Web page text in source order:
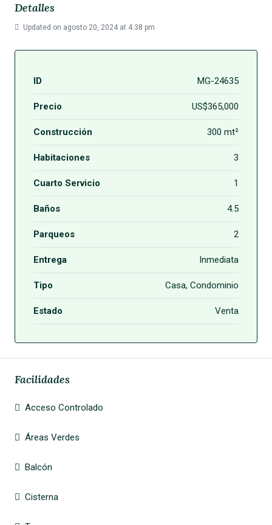
Detalles
Updated on agosto 20, 2024 at 4:38 pm
ID MG-24635
Precio US$365,000
Construcción 300 mt²
Habitaciones 3
Cuarto Servicio 1
Baños 4.5
Parqueos 2
Entrega Inmediata
Tipo Casa, Condominio
Estado Venta
Facilidades
Acceso Controlado
Áreas Verdes
Balcón
Cisterna